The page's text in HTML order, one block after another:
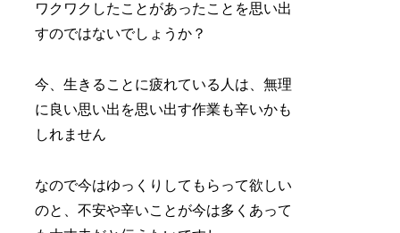
ワクワクしたことがあったことを思い出
すのではないでしょうか？
今、生きることに疲れている人は、無理
に良い思い出を思い出す作業も辛いかも
しれません
なので今はゆっくりしてもらって欲しい
のと、不安や辛いことが今は多くあって